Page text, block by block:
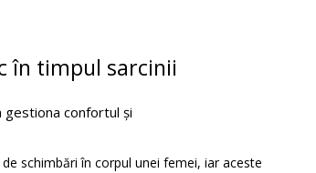
în timpul sarcinii
confortul și
schimbări în corpul unei femei, iar aceste